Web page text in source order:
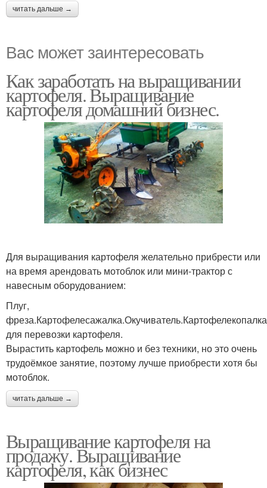
читать дальше →
Вас может заинтересовать
Как заработать на выращивании
картофеля. Выращивание
картофеля домашний бизнес.
Для выращивания картофеля желательно прибрести или
на время арендовать мотоблок или мини-трактор с
навесным оборудованием:
Плуг,
для перевозки картофеля.
Вырастить картофель можно и без техники, но это очень
трудоёмкое занятие, поэтому лучше приобрести хотя бы
мотоблок.
читать дальше →
Выращивание картофеля на
продажу. Выращивание
картофеля, как бизнес